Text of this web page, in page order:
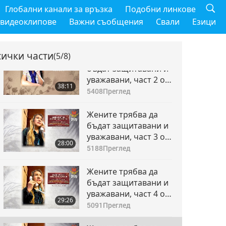
Глобални канали за връзка
Подобни линкове
Важни съобщения Свали Езици
части(5/8)
бъдат защитавани и
уважавани, част 1 от
8
7202Преглед
38:11
бъдат защитавани и
уважавани, част 2 от
8
5408Преглед
28:00
Жените трябва да
бъдат защитавани и
уважавани, част 3 от
8
5188Преглед
29:26
Жените трябва да
бъдат защитавани и
уважавани, част 4 от
8
5091 Преглед